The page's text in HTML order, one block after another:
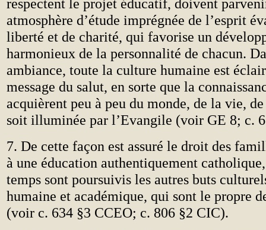
respectent le projet éducatif, doivent
atmosphère d’étude imprégnée de l’esprit
liberté et de charité, qui favorise un
harmonieux de la personnalité de chacun.
ambiance, toute la culture humaine est
message du salut, en sorte que la
acquièrent peu à peu du monde, de la vie,
soit illuminée par l’Evangile (voir GE 8; c.
7. De cette façon est assuré le droit des
à une éducation authentiquement
temps sont poursuivis les autres buts
humaine et académique, qui sont le propre
(voir c. 634 §3 CCEO; c. 806 §2 CIC).